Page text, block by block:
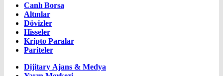
Canlı Borsa
Altınlar
Dövizler
Hisseler
Kripto Paralar
Pariteler
Dijitary Ajans & Medya